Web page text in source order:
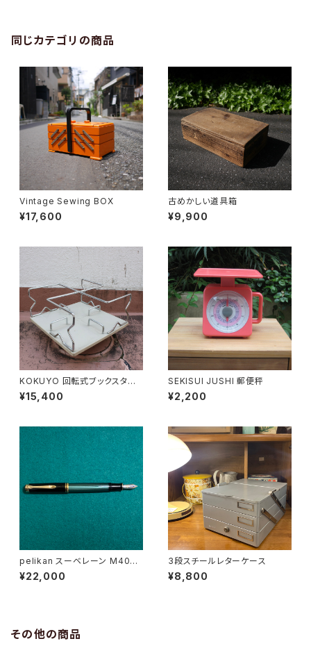
同じカテゴリの商品
Vintage Sewing BOX
¥17,600
古めかしい道具箱
¥9,900
KOKUYO 回転式ブックスタン
ド
¥15,400
SEKISUI JUSHI 郵便秤
¥2,200
pelikan スーベレーン M400
万年筆
¥22,000
3段スチールレターケース
¥8,800
その他の商品